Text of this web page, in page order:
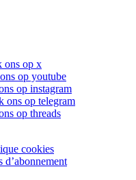
ons op x
op youtube
op instagram
ons op telegram
op threads
cookies
d’abonnement